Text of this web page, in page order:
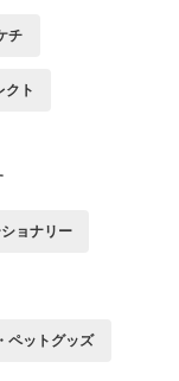
チ
クト
ョナリー
ペットグッズ